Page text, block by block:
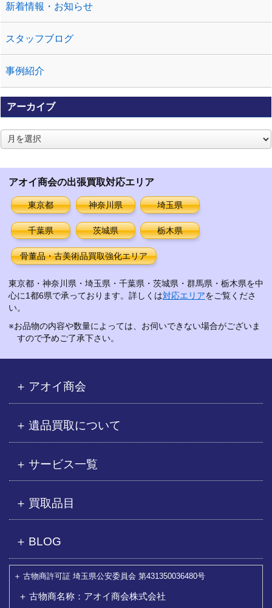
新着情報・お知らせ
スタッフブログ
事例紹介
アーカイブ
ア
ー
アオイ商会の出張買取対応エリア
東京都 神奈川県 埼玉県
千葉県 茨城県 栃木県
骨董品・古美術品買取強化エリア
東京都・神奈川県・埼玉県・千葉県・茨城県・群馬県・栃木県を中
心に1都6県で承っております。詳しくは対応エリアをご覧くださ
い。
※お品物の内容や数量によっては、お伺いできない場合がございま
すので予めご了承下さい。
アオイ商会
遺品買取について
サービス一覧
買取品目
BLOG
古物商許可証 埼玉県公安委員会 第431350036480号
古物商名称：アオイ商会株式会社